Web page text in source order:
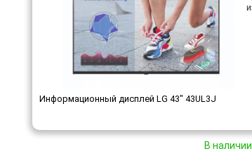
Информационный дисплей LG 43" 43UL3J
В наличии